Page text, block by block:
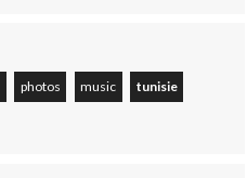
photos music tunisie